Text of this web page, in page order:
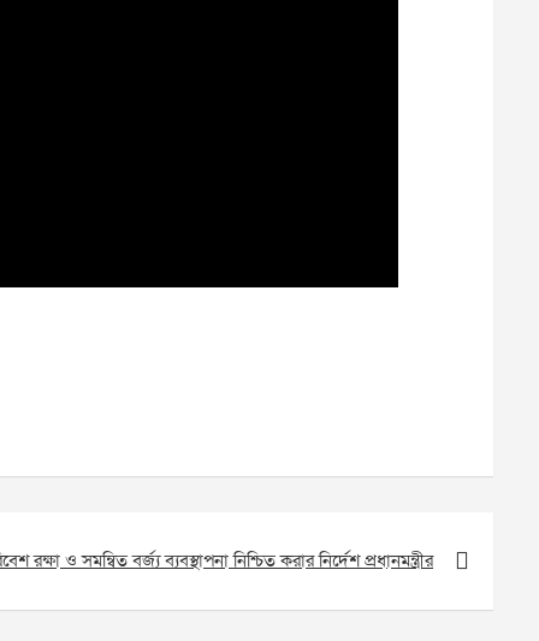
রক্ষা ও সমন্বিত বর্জ্য ব্যবস্থাপনা নিশ্চিত করার নির্দেশ প্রধানমন্ত্রীর